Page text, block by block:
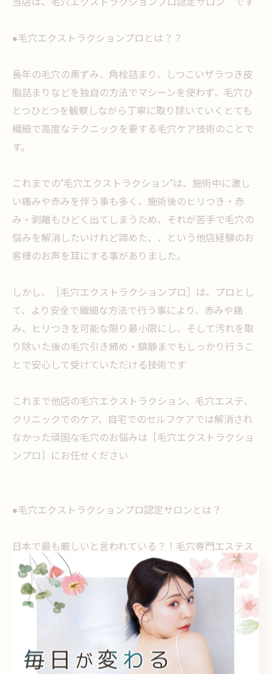
●毛穴エクストラクションプロとは？？
長年の毛穴の黒ずみ、角栓詰まり、しつこいザラつき皮
脂詰まりなどを独自の方法でマシーンを使わず、毛穴ひ
とつひとつを観察しながら丁寧に取り除いていくとても
繊細で高度なテクニックを要する毛穴ケア技術のことで
す。
⁡これまでの“毛穴エクストラクション“は、施術中に激し
い痛みや赤みを伴う事も多く、施術後のヒリつき・赤
み・剥離もひどく出てしまうため、それが苦手で毛穴の
悩みを解消したいけれど諦めた、、という他店経験のお
客様のお声を耳にする事がありました。
⁡しかし、［毛穴エクストラクションプロ］は、プロとし
て、より安全で繊細な方法で行う事により、赤みや痛
み、ヒリつきを可能な限り最小限にし、そして汚れを取
り除いた後の毛穴引き締め・鎮静までもしっかり行うこ
とで安心して受けていただける技術です
⁡これまで他店の毛穴エクストラクション、毛穴エステ、
クリニックでのケア、自宅でのセルフケアでは解消され
なかった頑固な毛穴のお悩みは［毛穴エクストラクショ
ンプロ］にお任せください
⁡●毛穴エクストラクションプロ認定サロンとは？
日本で最も厳しいと言われている？！毛穴専門エステス
クール
⁡ @la.beaute.esthe ⁡
の厳しいテストに合格し、合格者の中でも規定を満たし
たプロフェッショナルなサロンのみが名乗ることができ